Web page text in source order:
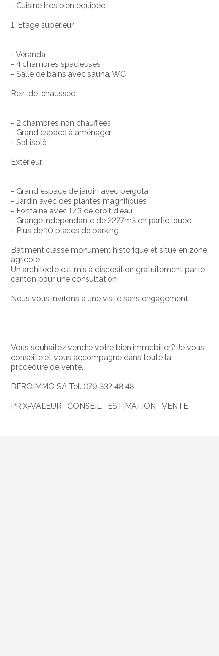
- Cuisine très bien équipée
1. Etage supérieur
- Véranda
- 4 chambres spacieuses
- Salle de bains avec sauna, WC
Rez-de-chaussée:
- 2 chambres non chauffées
- Grand espace à aménager
- Sol isolé
Extérieur:
- Grand espace de jardin avec pergola
- Jardin avec des plantes magnifiques
- Fontaine avec 1/3 de droit d'eau
- Grange indépendante de 2277m3 en partie louée
- Plus de 10 places de parking
Bâtiment classé monument historique et situé en zone
agricole
Un architecte est mis à disposition gratuitement par le
canton pour une consultation
Nous vous invitons à une visite sans engagement.
Vous souhaitez vendre votre bien immobilier? Je vous
conseille et vous accompagne dans toute la
procédure de vente.
BEROIMMO SA Tel. 079 332 48 48
PRIX-VALEUR CONSEIL ESTIMATION VENTE